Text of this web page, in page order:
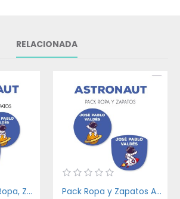
RELACIONADA
Pack Premium Ropa, Zapatos y Escuela Astronaut Pack Ropa y Zapatos Astronaut